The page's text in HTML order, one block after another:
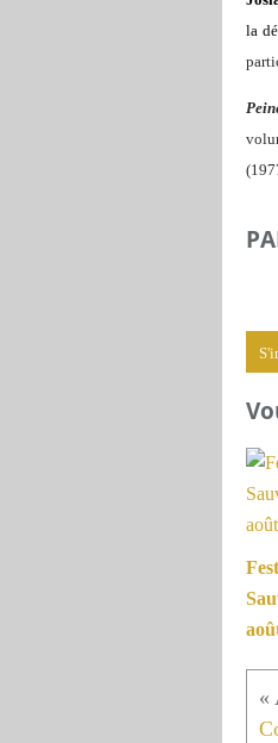
la